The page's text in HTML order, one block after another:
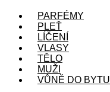
PARFÉMY
PLEŤ
LÍČENÍ
VLASY
TĚLO
MUŽI
VŮNĚ DO BYTU